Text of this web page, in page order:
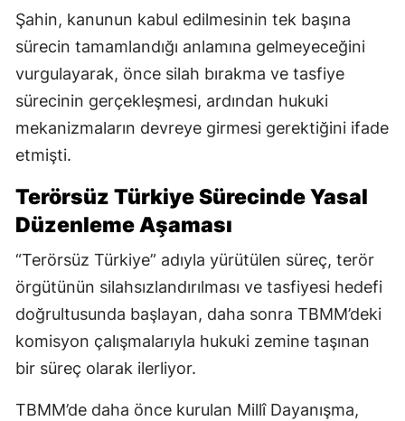
Şahin, kanunun kabul edilmesinin tek başına
sürecin tamamlandığı anlamına gelmeyeceğini
vurgulayarak, önce silah bırakma ve tasfiye
sürecinin gerçekleşmesi, ardından hukuki
mekanizmaların devreye girmesi gerektiğini ifade
etmişti.
Terörsüz Türkiye Sürecinde Yasal
Düzenleme Aşaması
“Terörsüz Türkiye” adıyla yürütülen süreç, terör
örgütünün silahsızlandırılması ve tasfiyesi hedefi
doğrultusunda başlayan, daha sonra TBMM’deki
komisyon çalışmalarıyla hukuki zemine taşınan
bir süreç olarak ilerliyor.
TBMM’de daha önce kurulan Millî Dayanışma,